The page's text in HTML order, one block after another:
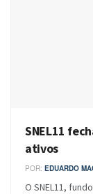
SNEL11
ativos
POR: EDUARDO
O SNEL11,